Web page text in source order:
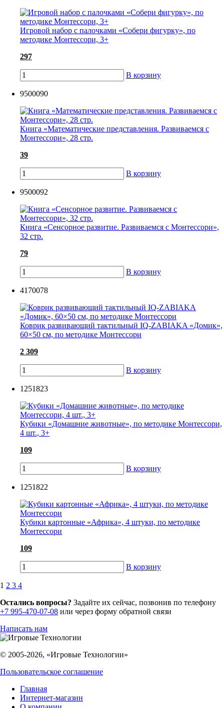
Игровой набор с палочками «Собери фигурку», по
методике Монтессори, 3+
297
В корзину
9500090
Книга «Математические представления. Развиваемся с
Монтессори», 28 стр.
39
В корзину
9500092
Книга «Сенсорное развитие. Развиваемся с Монтессори»,
32 стр.
79
В корзину
4170078
Коврик развивающий тактильный IQ-ZABIAKA «Домик»,
60×50 см, по методике Монтессори
2 309
В корзину
1251823
Кубики «Домашние животные», по методике Монтессори,
4 шт., 3+
109
В корзину
1251822
Кубики картонные «Африка», 4 штуки, по методике
Монтессори
109
В корзину
1 2 3 4
Остались вопросы? Задайте их сейчас, позвонив по телефону
+7 995-470-07-08 или через форму обратной связи
Написать нам
© 2005-2026, «Игровые Технологии»
Пользовательское соглашение
Главная
Интернет-магазин